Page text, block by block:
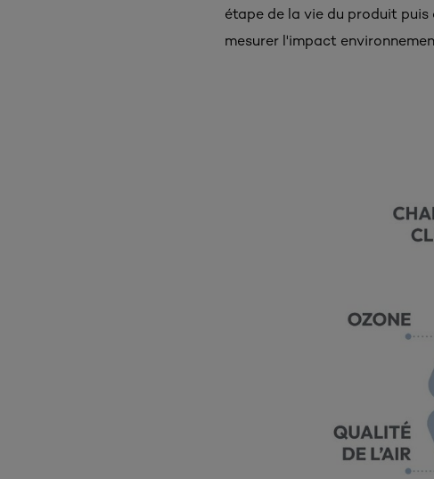
étape de la vie du produit
mesurer l'impact